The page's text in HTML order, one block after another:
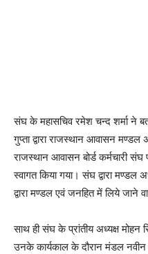
संघ के महासचिव रमेश चन्द शर्मा ने
गुप्ता द्वारा राजस्थान आवासन
राजस्थान आवासन बोर्ड कर्मचारी संघ
स्वागत किया गया। संघ द्वारा मण्डल
द्वारा मण्डल एवं जनहित में लिये जाने
साथ ही संघ के प्रांतीय अध्यक्ष मोहन
उनके कार्यकाल के दौरान मंडल नवीन